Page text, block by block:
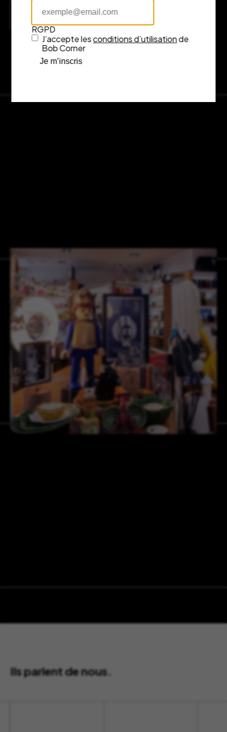
Consulter l’itinéraire sur Google Maps
Ils parlent de nous.
RGPD
J’accepte lesconditions d’utilisationde
Bob Corner
Je m’inscris